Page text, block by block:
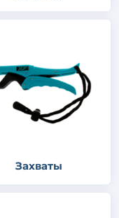
Захваты